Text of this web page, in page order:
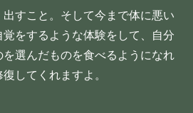
すこと。そして今まで体に悪い
をするような体験をして、自分
選んだものを食べるようになれ
してくれますよ。